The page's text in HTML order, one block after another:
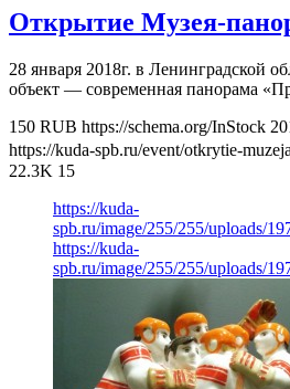
Открытие Музея-
28 января 2018г. в Ленинградской
объект — современная панорама
150 RUB https://schema.org/InStock
https://kuda-spb.ru/event/otkrytie-
22.3K 15
https://kuda-
spb.ru/image/255/255/uploads/
https://kuda-
spb.ru/image/255/255/uploads/